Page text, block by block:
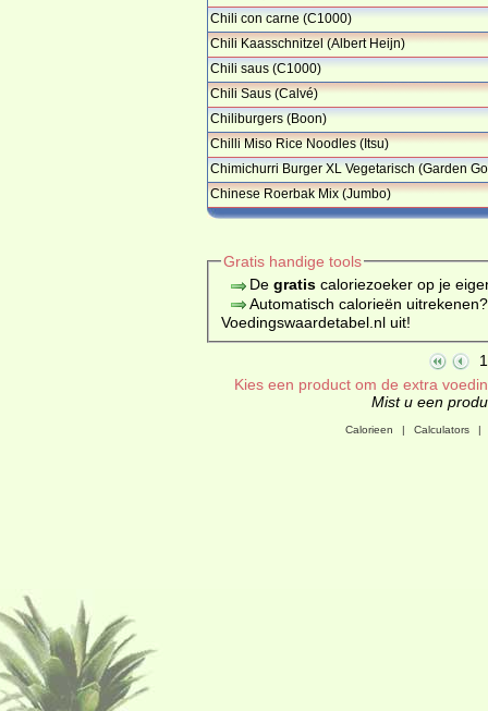
Chili con carne (C1000)
Chili Kaasschnitzel (Albert Heijn)
Chili saus (C1000)
Chili Saus (Calvé)
Chiliburgers (Boon)
Chilli Miso Rice Noodles (Itsu)
Chimichurri Burger XL Vegetarisch (Garden
…
Chinese Roerbak Mix (Jumbo)
Gratis handige tools
De gratiscaloriezoeker op je
Automatisch calorieën
Voedingswaardetabel.nl uit!
1
Kies een product om de extra
Mist u een
Calorieen | Calculators |